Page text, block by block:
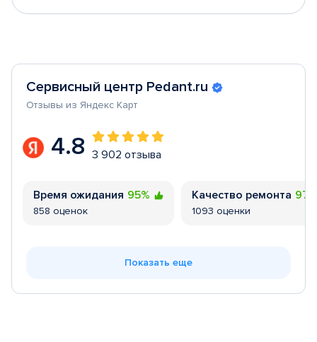
Сервисный центр Pedant.ru
Отзывы из Яндекс Карт
4.8 3 902 отзыва
Время ожидания 95%
858 оценок
Качество ремонта
1093 оценки
Показать еще